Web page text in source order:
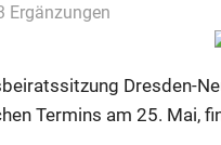
Ergänzungen
Dresden-
Termins am 25. Mai,